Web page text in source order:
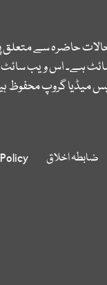
حالات حاضرہ سے
ہے۔ اس ویب سائٹ
میڈیا گروپ محفوظ
ضابطہ اخلاق